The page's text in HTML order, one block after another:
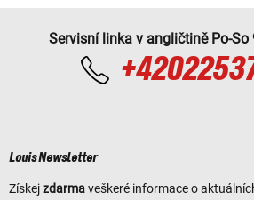
Servisní linka v angličtině Po-So
Louis Newsletter
Získejzdarmaveškeré informace o